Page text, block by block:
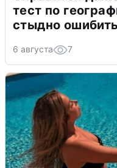
тест по
стыдно
6 августа 7